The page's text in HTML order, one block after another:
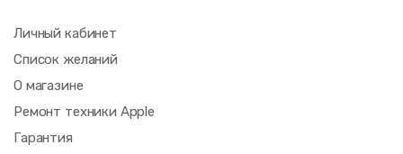
Личный кабинет
Список желаний
О магазине
Ремонт техники Apple
Гарантия